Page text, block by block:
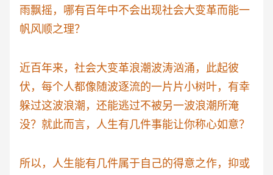
雨飘摇，哪有百年中不会出现社会大变革而能一
帆风顺之理？
近百年来，社会大变革浪潮波涛汹涌，此起彼
伏，每个人都像随波逐流的一片片小树叶，有幸
躲过这波浪潮，还能逃过不被另一波浪潮所淹
没？就此而言，人生有几件事能让你称心如意？
所以，人生能有几件属于自己的得意之作，抑或